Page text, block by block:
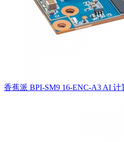
香蕉派 BPI-SM9 16-ENC-A3 AI 计